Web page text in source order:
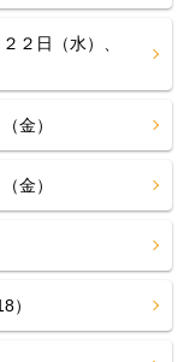
２日（水）、
金）
金）
）